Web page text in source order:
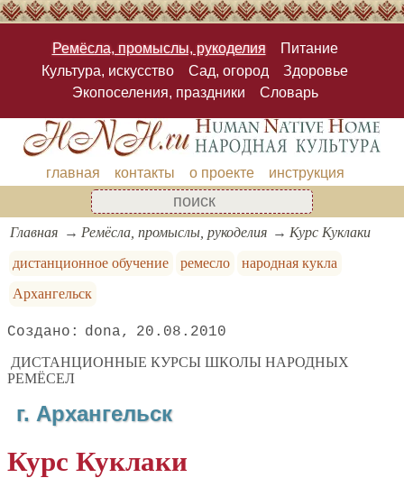
Ремёсла, промыслы, рукоделия
Питание
Культура, искусство
Сад, огород
Здоровье
Экопоселения, праздники
Словарь
главная контакты о проекте инструкция
Главная Ремёсла, промыслы, рукоделия
Курс Куклаки
дистанционное обучение
ремесло
народная кукла
Архангельск
dona 20.08.2010
ДИСТАНЦИОННЫЕ КУРСЫ ШКОЛЫ НАРОДНЫХ
РЕМЁСЕЛ
г. Архангельск
Курс Куклаки